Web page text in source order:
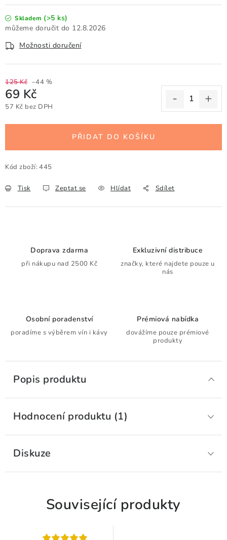
Skladem (>5 ks)
12.8.2026
Možnosti doručení
125 Kč –44 %
69 Kč
57 Kč bez DPH
PŘIDAT DO KOŠÍKU
Kód zboží: 445
Tisk Zeptat se Hlídat Sdílet
Doprava zdarma
při nákupu nad 2500 Kč
Exkluzivní distribuce
značky, které najdete pouze u
nás
Osobní poradenství
poradíme s výběrem vín i kávy
Prémiová nabídka
dovážíme pouze prémiové
produkty
Popis produktu
Hodnocení produktu (1)
Diskuze
Související produkty